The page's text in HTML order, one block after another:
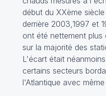
début du XXème
derrière 2003,1997 et
ont été nettement plus
sur la majorité des
L'écart était
certains secteurs
l'Atlantique avec